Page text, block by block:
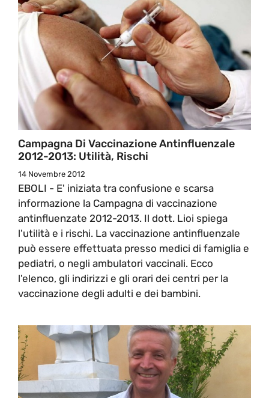
Campagna Di Vaccinazione Antinfluenzale
2012-2013: Utilità, Rischi
14 Novembre 2012
EBOLI - E' iniziata tra confusione e scarsa
informazione la Campagna di vaccinazione
antinfluenzate 2012-2013. Il dott. Lioi spiega
l'utilità e i rischi. La vaccinazione antinfluenzale
può essere effettuata presso medici di famiglia e
pediatri, o negli ambulatori vaccinali. Ecco
l'elenco, gli indirizzi e gli orari dei centri per la
vaccinazione degli adulti e dei bambini.